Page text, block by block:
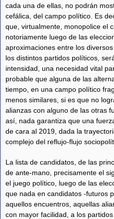
cada una de ellas, no podrán
cefálica, del campo político. Es
que, virtualmente, monopolice el
notoriamente luego de las
aproximaciones entre los
los distintos partidos políticos,
intensidad, una necesidad vital
probable que alguna de las
tiempo, en una campo político
menos similares, si es que no
alianzas con alguno de las otras
así, nada garantiza que una
de cara al 2019, dada la
complejo del reflujo-flujo
La lista de candidatos, de las
de ante-mano, precisamente el
el juego político, luego de las
que nada en candidatos -futuros
aquellos encuentros, aquellas
con mayor facilidad, a los